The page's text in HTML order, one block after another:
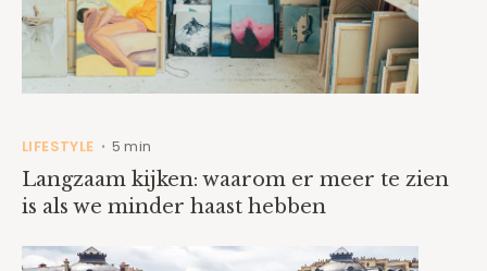
LIFESTYLE • 5 min
Langzaam kijken: waarom er meer te zien
is als we minder haast hebben